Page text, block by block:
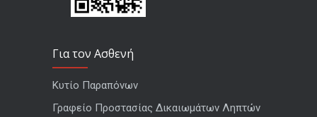
Για τον Ασθενή
Κυτίο Παραπόνων
Γραφείο Προστασίας Δικαιωμάτων Ληπτών